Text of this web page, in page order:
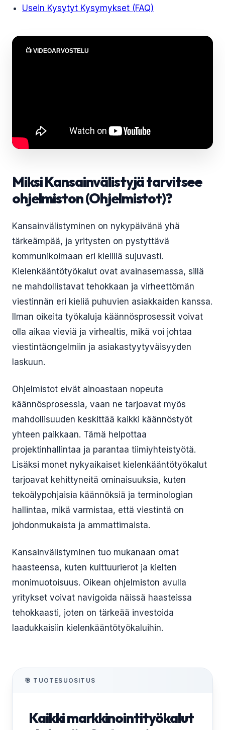
Usein Kysytyt Kysymykset (FAQ)
📺 VIDEOARVOSTELU
Miksi Kansainvälistyjä tarvitsee
ohjelmiston (Ohjelmistot)?
Kansainvälistyminen on nykypäivänä yhä
tärkeämpää, ja yritysten on pystyttävä
kommunikoimaan eri kielillä sujuvasti.
Kielenkääntötyökalut ovat avainasemassa, sillä
ne mahdollistavat tehokkaan ja virheettömän
viestinnän eri kieliä puhuvien asiakkaiden kanssa.
Ilman oikeita työkaluja käännösprosessit voivat
olla aikaa vieviä ja virhealtis, mikä voi johtaa
viestintäongelmiin ja asiakastyytyväisyyden
laskuun.
Ohjelmistot eivät ainoastaan nopeuta
käännösprosessia, vaan ne tarjoavat myös
mahdollisuuden keskittää kaikki käännöstyöt
yhteen paikkaan. Tämä helpottaa
projektinhallintaa ja parantaa tiimiyhteistyötä.
Lisäksi monet nykyaikaiset kielenkääntötyökalut
tarjoavat kehittyneitä ominaisuuksia, kuten
tekoälypohjaisia käännöksiä ja terminologian
hallintaa, mikä varmistaa, että viestintä on
johdonmukaista ja ammattimaista.
Kansainvälistyminen tuo mukanaan omat
haasteensa, kuten kulttuurierot ja kielten
monimuotoisuus. Oikean ohjelmiston avulla
yritykset voivat navigoida näissä haasteissa
tehokkaasti, joten on tärkeää investoida
laadukkaisiin kielenkääntötyökaluihin.
🎯 TUOTESUOSITUS
Kaikki markkinointityökalut